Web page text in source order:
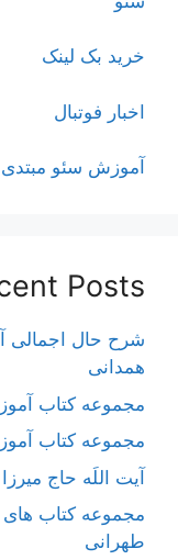
خرید بک لینک
اخبار فوتبال
آموزش سئو مبتدی
Posts
شرح حال اجمالی
همدانی
مجموعه کتاب
مجموعه کتاب
آیت اللَه حاج
مجموعه کتاب
طهرانی